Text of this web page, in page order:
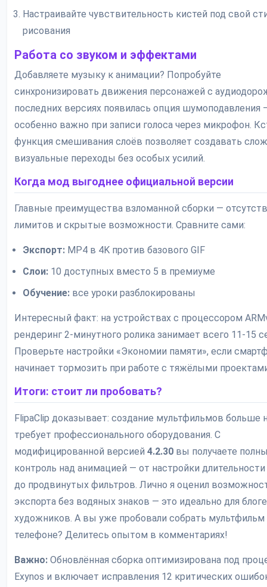
Настраивайте чувствительность кистей под свой
рисования
Работа со звуком и эффектами
Добавляете музыку к анимации? Попробуйте
синхронизировать движения персонажей с
последних версиях появилась опция шумоподавления
особенно важно при записи голоса через микрофон.
функция смешивания слоёв позволяет создавать
визуальные переходы без особых усилий.
Когда мод выгоднее официальной версии
Главные преимущества взломанной сборки —
лимитов и скрытые возможности. Сравните сами:
Экспорт: MP4 в 4K против базового GIF
Слои: 10 доступных вместо 5 в премиуме
Обучение: все уроки разблокированы
Интересный факт: на устройствах с процессором
рендеринг 2-минутного ролика занимает всего 11-15
Проверьте настройки «Экономии памяти», если
начинает тормозить при работе с тяжёлыми
Итоги: стоит ли пробовать?
FlipaClip доказывает: создание мультфильмов больше
требует профессионального оборудования. С
модифицированной версией 4.2.30 вы получаете
контроль над анимацией — от настройки
до продвинутых фильтров. Лично я оценил
экспорта без водяных знаков — это идеально для
художников. А вы уже пробовали собрать мультфильм
телефоне? Делитесь опытом в комментариях!
Важно: Обновлённая сборка оптимизирована под
Exynos и включает исправления 12 критических